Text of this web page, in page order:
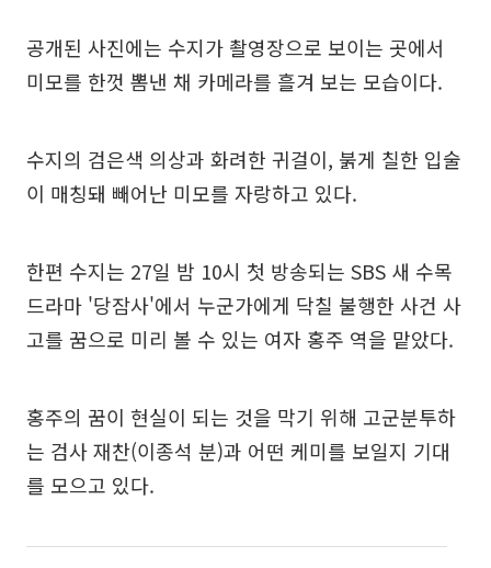
공개된 사진에는 수지가 촬영장으로 보이는 곳에서
미모를 한껏 뽐낸 채 카메라를 흘겨 보는 모습이다.
수지의 검은색 의상과 화려한 귀걸이, 붉게 칠한 입술
이 매칭돼 빼어난 미모를 자랑하고 있다.
한편 수지는 27일 밤 10시 첫 방송되는 SBS 새 수목
드라마 '당잠사'에서 누군가에게 닥칠 불행한 사건 사
고를 꿈으로 미리 볼 수 있는 여자 홍주 역을 맡았다.
홍주의 꿈이 현실이 되는 것을 막기 위해 고군분투하
는 검사 재찬(이종석 분)과 어떤 케미를 보일지 기대
를 모으고 있다.